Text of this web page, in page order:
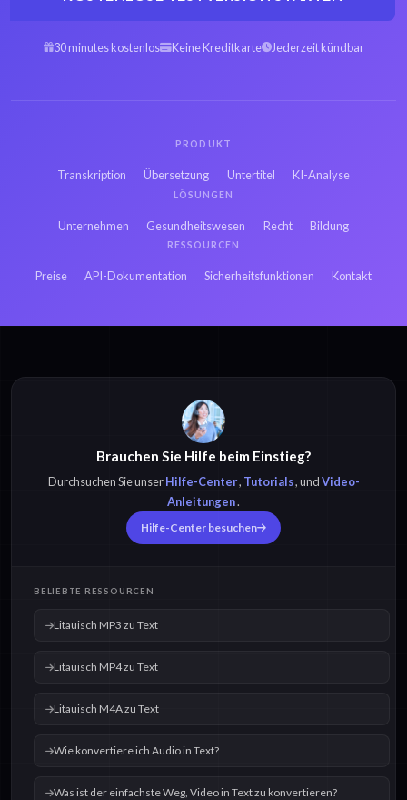
Französisch MPA zu
Text
Text
Litauisch M4A zu
Litauisch OPUS zu
Litauisch OGG zu
Litauisch WAV zu
Text
30 minutes kostenlos Keine Kreditkarte Jederzeit kündbar
PRODUKT
Transkription Übersetzung Untertitel KI-Analyse
LÖSUNGEN
Unternehmen Gesundheitswesen Recht Bildung
RESSOURCEN
Preise API-Dokumentation Sicherheitsfunktionen Kontakt
Brauchen Sie Hilfe beim Einstieg?
Durchsuchen Sie unserHilfe-Center, Tutorials, undVideo-
Anleitungen.
Hilfe-Center besuchen
BELIEBTE RESSOURCEN
Litauisch MP3 zu Text
Litauisch MP4 zu Text
Litauisch M4A zu Text
Wie konvertiere ich Audio in Text?
Was ist der einfachste Weg, Video in Text zu konvertieren?